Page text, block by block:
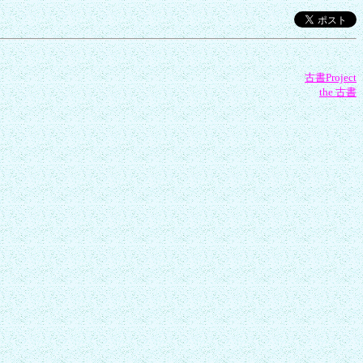
古書Project
the 古書